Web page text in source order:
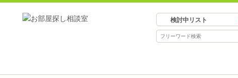
検討中リスト